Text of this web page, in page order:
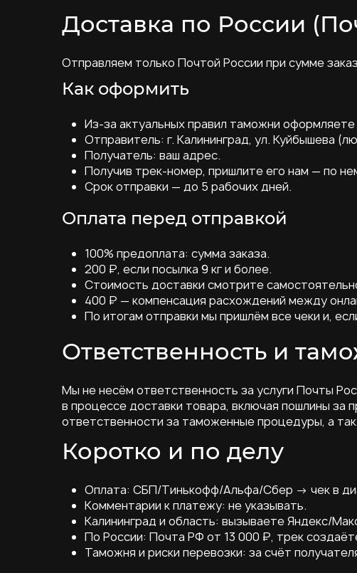
Доставка по России
Отправляем только Почтой России при сумме
Как оформить
Из-за актуальных правил таможни
Отправитель: г. Калининград, ул. Куйбышева
Получатель: ваш адрес.
Получив трек-номер, пришлите его нам — по
Срок отправки — до 5 рабочих дней.
Оплата перед отправкой
100% предоплата: сумма заказа.
200 ₽, если посылка 9 кг и более.
Стоимость доставки смотрите
400 ₽ — компенсация расхождений между
По итогам отправки мы пришлём все чеки и,
Ответственность и
Мы не несём ответственность за услуги Почты
в процессе доставки товара, включая пошлины за
ответственности за таможенные процедуры, а
Коротко и по делу
Оплата: СБП/Тинькофф/Альфа/Сбер → чек в
Комментарии к платежу: не указывать.
Калининград и область: вызываете Яндекс/
По России: Почта РФ от 13 000 ₽, трек
Таможня и риски перевозки: за счёт